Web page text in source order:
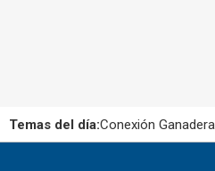
Temas del día:Conexión Ganadera